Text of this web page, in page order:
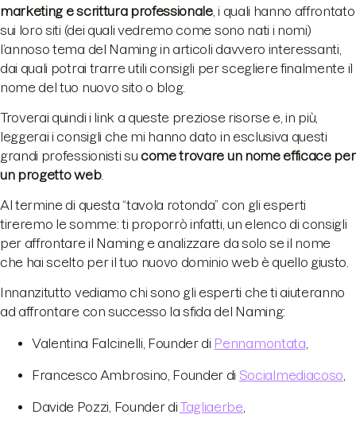
marketing e scrittura professionale, i quali hanno affrontato
sui loro siti (dei quali vedremo come sono nati i nomi)
l’annoso tema del Naming in articoli davvero interessanti,
dai quali potrai trarre utili consigli per scegliere finalmente il
nome del tuo nuovo sito o blog.
Troverai quindi i link a queste preziose risorse e, in più,
leggerai i consigli che mi hanno dato in esclusiva questi
grandi professionisti su come trovare un nome efficace per
un progetto web.
Al termine di questa “tavola rotonda” con gli esperti
tireremo le somme: ti proporrò infatti, un elenco di consigli
per affrontare il Naming e analizzare da solo se il nome
che hai scelto per il tuo nuovo dominio web è quello giusto.
Innanzitutto vediamo chi sono gli esperti che ti aiuteranno
ad affrontare con successo la sfida del Naming:
Valentina Falcinelli, Founder di Pennamontata
Francesco Ambrosino, Founder di Socialmediacoso
Davide Pozzi, Founder diTagliaerbe